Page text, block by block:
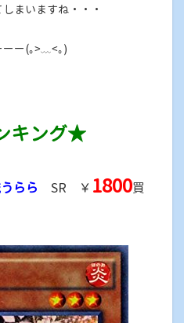
まいますね・・・
ー(｡>﹏<｡)
キング★
らら SR ￥ 1800買